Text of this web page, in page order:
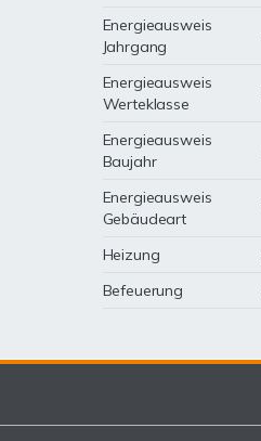
Energieausweis
Jahrgang
Energieausweis
Werteklasse
Energieausweis
Baujahr
Energieausweis
Gebäudeart
Heizung
Befeuerung